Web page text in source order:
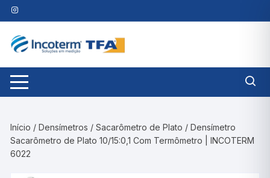
Pular
para
conteúdo
Início /Densímetros /Sacarômetro de Plato / Densímetro
Sacarômetro de Plato 10/15:0,1 Com Termômetro | INCOTERM
6022